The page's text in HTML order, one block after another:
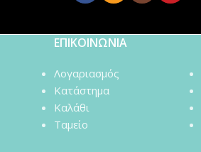
ΕΠΙΚΟΙΝΩΝΙΑ
Λογαριασμός
Κατάστημα
Καλάθι
Ταμείο